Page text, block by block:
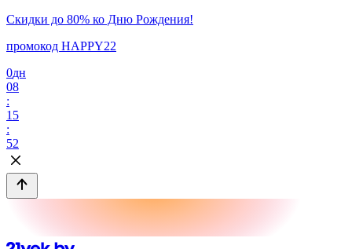
Скидки до 80% ко Дню Рождения!
промокод HAPPY22
0дн
08
:
15
:
52